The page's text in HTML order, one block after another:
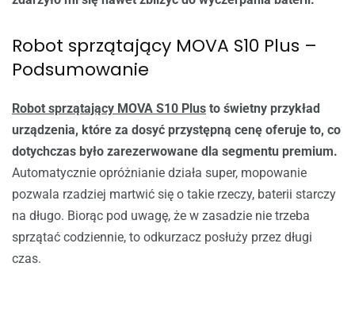
Robot sprzątający MOVA S10 Plus –
Podsumowanie
Robot sprzątający MOVA S10 Plus to świetny przykład
urządzenia, które za dosyć przystępną cenę oferuje to, co
dotychczas było zarezerwowane dla segmentu premium.
Automatycznie opróżnianie działa super, mopowanie
pozwala rzadziej martwić się o takie rzeczy, baterii starczy
na długo. Biorąc pod uwagę, że w zasadzie nie trzeba
sprzątać codziennie, to odkurzacz posłuży przez długi
czas.